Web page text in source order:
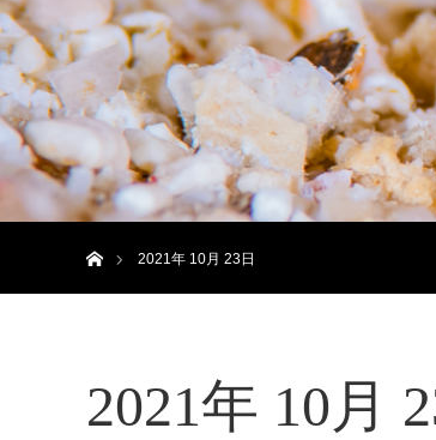
2021年 10月 23日
2021年 10月